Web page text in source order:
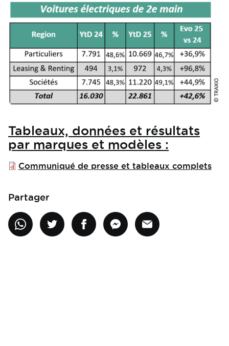
Partager
Tableaux, données et résultats
par marques et modèles :
FileCommuniqué de presse et tableaux complets